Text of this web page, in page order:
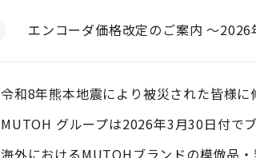
エンコーダ価格改定のご案内 ～
令和8年熊本地震により被災された皆様に
MUTOH グループは2026年3月30日付で